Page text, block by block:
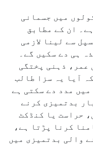
میں جسمانی
ان کے مطابق
سے لینا لازمی
ہی دے سکیں گے۔
عمر، ذہنی پختگی
آیا یہ سزا طالب
مدد دے سکتی ہے
بدتمیزی کرنے
حراست یا کنڈکٹ
کرنا پڑتا ہے،
والی بدتمیزی میں